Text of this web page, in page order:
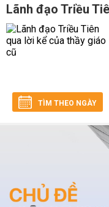
Lãnh đạo Triều
TÌM THEO NGÀY